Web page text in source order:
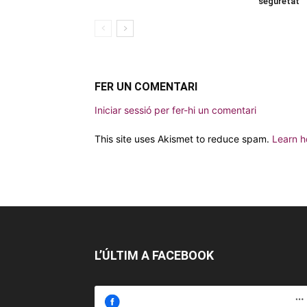
FER UN COMENTARI
Iniciar sessió per fer-hi un comentari
This site uses Akismet to reduce spam. Learn
L’ÚLTIM A FACEBOOK